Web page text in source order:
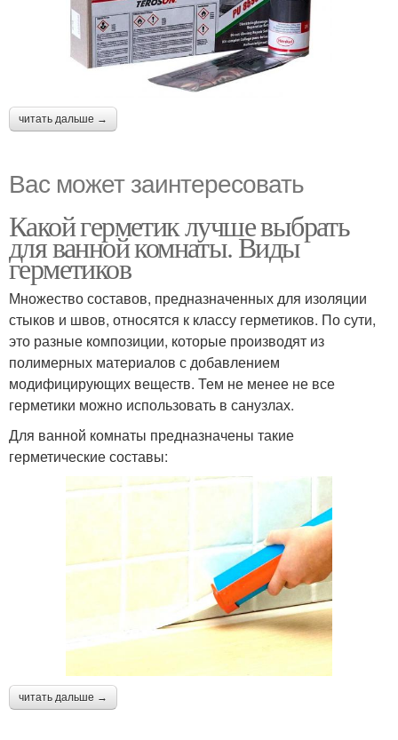
читать дальше →
Вас может заинтересовать
Какой герметик лучше выбрать
для ванной комнаты. Виды
герметиков
Множество составов, предназначенных для изоляции
стыков и швов, относятся к классу герметиков. По сути,
это разные композиции, которые производят из
полимерных материалов с добавлением
модифицирующих веществ. Тем не менее не все
герметики можно использовать в санузлах.
Для ванной комнаты предназначены такие
герметические составы:
читать дальше →